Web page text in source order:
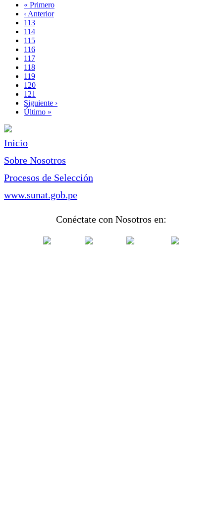
Paginación
Primera
página
« Primero
Página
anterior
‹ Anterior
Page
113
Page
114
Page
115
Page
116
Página
actual
117
Page
118
Page
119
Page
120
Page
121
Siguiente
página
Siguiente ›
Última
Último »
Inicio
Sobre Nosotros
Procesos de Selección
www.sunat.gob.pe
Conéctate con Nosotros en: